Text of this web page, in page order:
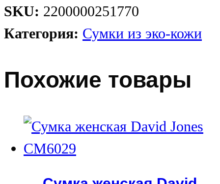
SKU: 2200000251770
Категория: Сумки из эко-кожи
Похожие товары